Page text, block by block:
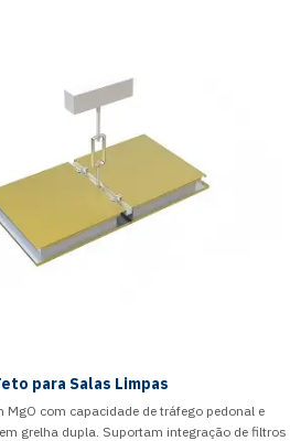
para Salas Limpas
MgO com capacidade de tráfego pedonal e
grelha dupla. Suportam integração de filtros